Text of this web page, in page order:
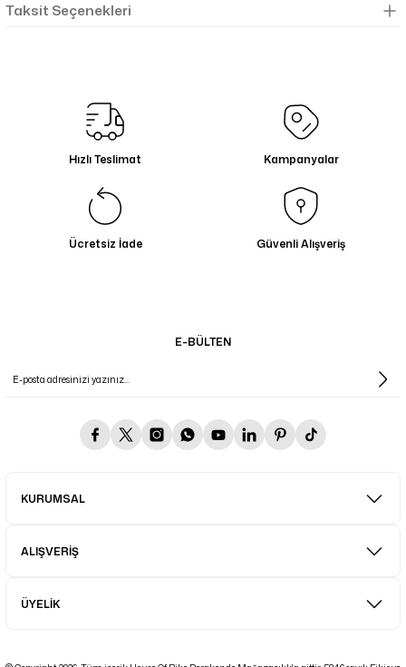
Taksit Seçenekleri
Hızlı Teslimat Kampanyalar
Ücretsiz İade Güvenli Alışveriş
E-BÜLTEN
KURUMSAL
ALIŞVERİŞ
ÜYELİK